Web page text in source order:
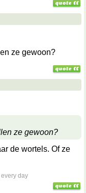
ze gewoon?
ze gewoon?
de wortels. Of ze
day